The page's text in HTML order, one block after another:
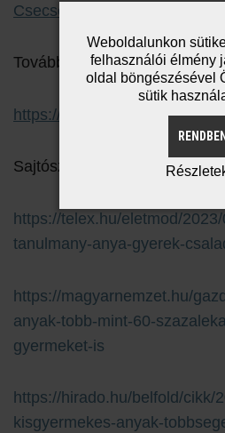
Csecsemőkor Magyarországon
További kapcsolódó
https://www.kohorsz18.hu/
Sajtószemlénk:
https://telex.hu/eletmod/
tanulmany-anya-gyerek-
https://magyarnemzet.hu/
anyak-tobb-mint-60-
gyermeket-is
https://hirado.hu/belfold/cikk/
kisgyermekes-anyak-
Weboldalunkon
felhasználói élmény
oldal böngészésével
sütik
RENDBEN